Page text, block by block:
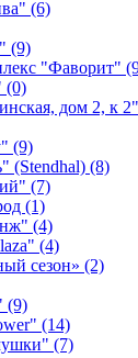
(6)
(9)
"Фаворит"
(0)
дом 2, к
(9)
(Stendhal) (8)
(7)
(1)
(4)
(4)
сезон» (2)
(9)
(14)
(7)